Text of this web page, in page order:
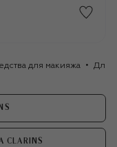
для макияжа Для